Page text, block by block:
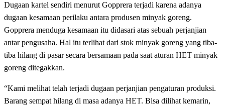
Dugaan kartel sendiri menurut Gopprera terjadi karena adanya
dugaan kesamaan perilaku antara produsen minyak goreng.
Gopprera menduga kesamaan itu didasari atas sebuah perjanjian
antar pengusaha. Hal itu terlihat dari stok minyak goreng yang tiba-
tiba hilang di pasar secara bersamaan pada saat aturan HET minyak
goreng ditegakkan.
“Kami melihat telah terjadi dugaan perjanjian pengaturan produksi.
Barang sempat hilang di masa adanya HET. Bisa dilihat kemarin,